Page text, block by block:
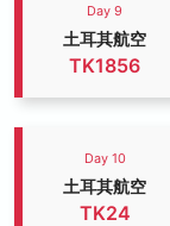
Day 9
土耳其航空
TK1856
Day 10
土耳其航空
TK24